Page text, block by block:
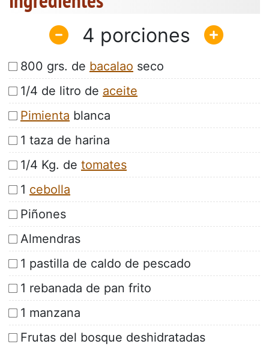
4
800 grs. de bacalao seco
1/4 de litro de aceite
Pimienta blanca
1 taza de harina
1/4 Kg. de tomates
1 cebolla
Piñones
Almendras
1 pastilla de caldo de pescado
1 rebanada de pan frito
1 manzana
Frutas del bosque deshidratadas